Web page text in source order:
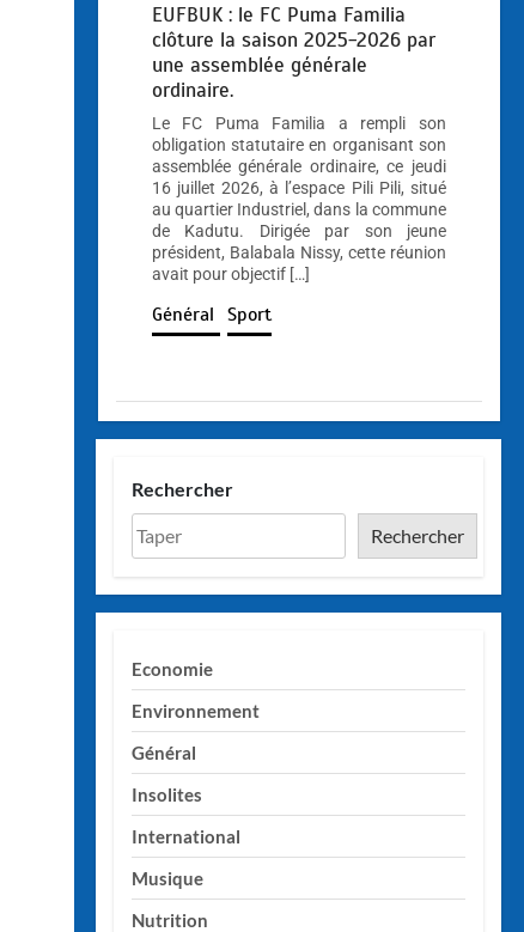
EUFBUK : le FC Puma Familia
clôture la saison 2025-2026 par
une assemblée générale
ordinaire.
Le FC Puma Familia a rempli son
obligation statutaire en organisant son
assemblée générale ordinaire, ce jeudi
16 juillet 2026, à l’espace Pili Pili, situé
au quartier Industriel, dans la commune
de Kadutu. Dirigée par son jeune
président, Balabala Nissy, cette réunion
avait pour objectif […]
Général Sport
Rechercher
Rechercher
Economie
Environnement
Général
Insolites
International
Musique
Nutrition